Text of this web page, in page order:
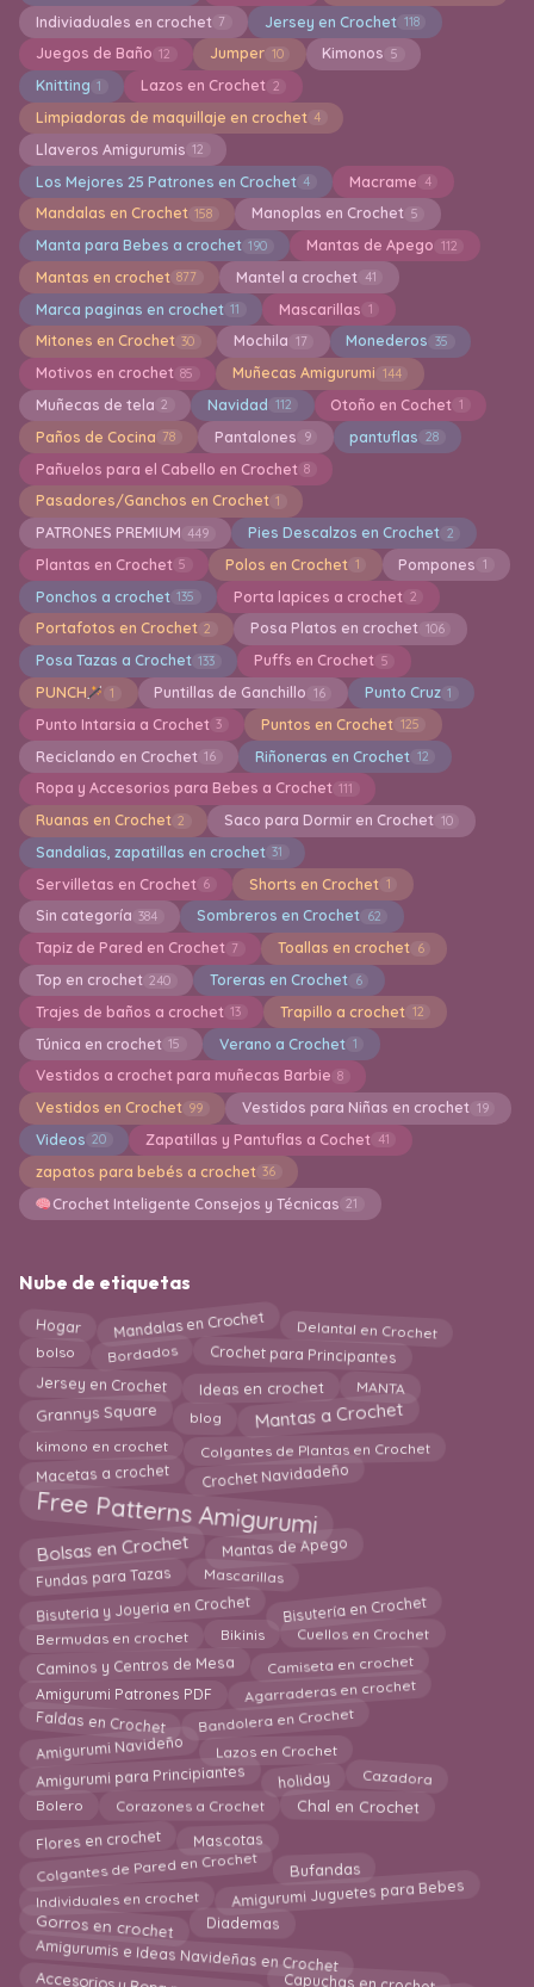
Indiviaduales en crochet 7 Jersey en Crochet 118
Juegos de Baño 12 Jumper 10 Kimonos 5
Knitting 1 Lazos en Crochet 2
Limpiadoras de maquillaje en crochet 4
Llaveros Amigurumis 12
Los Mejores 25 Patrones en Crochet 4 Macrame 4
Mandalas en Crochet 158 Manoplas en Crochet 5
Manta para Bebes a crochet 190 Mantas de Apego 112
Mantas en crochet 877 Mantel a crochet 41
Marca paginas en crochet 11 Mascarillas 1
Mitones en Crochet 30 Mochila 17 Monederos 35
Motivos en crochet 85 Muñecas Amigurumi 144
Muñecas de tela 2 Navidad 112 Otoño en Cochet 1
Paños de Cocina 78 Pantalones 9 pantuflas 28
Pañuelos para el Cabello en Crochet 8
Pasadores/Ganchos en Crochet 1
PATRONES PREMIUM 449 Pies Descalzos en Crochet 2
Plantas en Crochet 5 Polos en Crochet 1 Pompones 1
Ponchos a crochet 135 Porta lapices a crochet 2
Portafotos en Crochet 2 Posa Platos en crochet 106
Posa Tazas a Crochet 133 Puffs en Crochet 5
PUNCH 1 Puntillas de Ganchillo 16 Punto Cruz 1
Punto Intarsia a Crochet 3 Puntos en Crochet 125
Reciclando en Crochet 16 Riñoneras en Crochet 12
Ropa y Accesorios para Bebes a Crochet 111
Ruanas en Crochet 2 Saco para Dormir en Crochet 10
Sandalias, zapatillas en crochet 31
Servilletas en Crochet 6 Shorts en Crochet 1
Sin categoría 384 Sombreros en Crochet 62
Tapiz de Pared en Crochet 7 Toallas en crochet 6
Top en crochet 240 Toreras en Crochet 6
Trajes de baños a crochet 13 Trapillo a crochet 12
Túnica en crochet 15 Verano a Crochet 1
Vestidos a crochet para muñecas Barbie 8
Vestidos en Crochet 99 Vestidos para Niñas en crochet 19
Videos 20 Zapatillas y Pantuflas a Cochet 41
zapatos para bebés a crochet 36
Crochet Inteligente Consejos y Técnicas 21
Nube de etiquetas
Hogar Mandalas en Crochet Delantal en Crochet
bolso Bordados Crochet para Principantes
Jersey en Crochet Ideas en crochet MANTA
Grannys Square blog Mantas a Crochet
kimono en crochet Colgantes de Plantas en Crochet
Macetas a crochet Crochet Navidadeño
Free Patterns Amigurumi
Bolsas en Crochet Mantas de Apego
Fundas para Tazas Mascarillas
Bisuteria y Joyeria en Crochet Bisutería en Crochet
Bermudas en crochet Bikinis Cuellos en Crochet
Caminos y Centros de Mesa Camiseta en crochet
Amigurumi Patrones PDF Agarraderas en crochet
Faldas en Crochet Bandolera en Crochet
Amigurumi Navideño Lazos en Crochet
Amigurumi para Principiantes holiday Cazadora
Bolero Corazones a Crochet Chal en Crochet
Flores en crochet Mascotas
Colgantes de Pared en Crochet Bufandas
Individuales en crochet Amigurumi Juguetes para Bebes
Gorros en crochet Diademas
Amigurumis e Ideas Navideñas en Crochet
Capuchas en crochet